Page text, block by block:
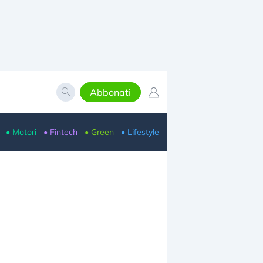
Abbonati
• Motori • Fintech • Green • Lifestyle